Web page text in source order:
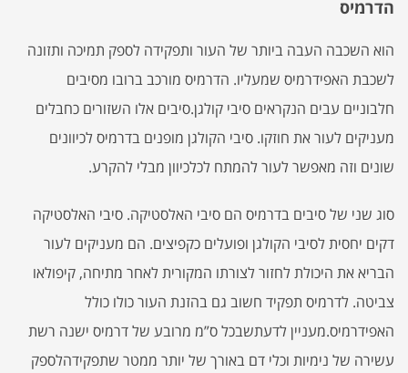
הדרמיס
הוא השכבה העבה ביותר של העור ותפקידה לספק תמיכה ותזונה
לשכבת האפידרמיס שמעליו. הדרמיס מורכב ברובו מסיבים
חלבוניים עבים הנקראים סיבי קולגן.סיבים אלו השזורים כחבלים
מעניקים לעור את חוזקו. סיבי הקולגן מופנים בדרמיס לכיוונים
שונים וזה מאפשר לעור להמתח לכלכיוון מבלי להקרע.
סוג שני של סיבים בדרמיס הם סיבי האלסטיקה. סיבי האלסטיקה
דקים יחסית לסיבי הקולגן ופועלים כקפיצים. הם מעניקים לעור
הבריא את היכולת לחזור לצורתו המקורית לאחר מתיחה, קיפולאו
צביטה. לדרמיס תפקיד חשוב גם בהזנת העור כולו כולל
האפידרמיס.מעניין לדעתשבכל ס”מ מרובע של דרמיס ישנה רשת
עשירה של נימיות וכלי דם באורך של יותר ממטר שתפקידהלספק